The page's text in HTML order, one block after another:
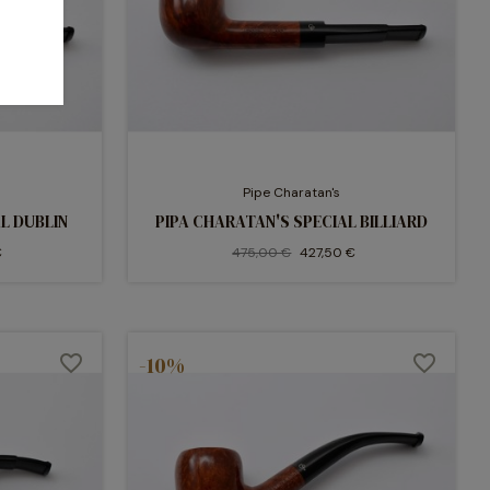
DUBLIN
Pipe Charatan's
PIPA CHARATAN'S SPECIAL BILLIARD
475,00 € 427,50 €
favorite_border -10% favorite_border